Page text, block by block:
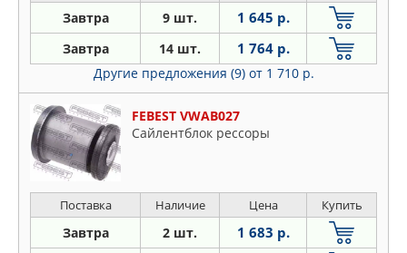
Завтра 9 шт. 1 645 р.
Завтра 14 шт. 1 764 р.
Другие предложения (9) от 1 710 р.
FEBEST VWAB027
Сайлентблок рессоры
Поставка Наличие Цена Купить
Завтра 2 шт. 1 683 р.